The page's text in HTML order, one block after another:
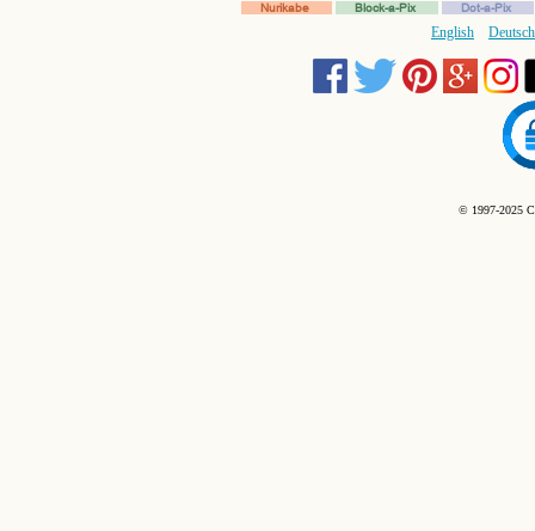
Nurikabe
Block-a-Pix Dot-a-Pix
English Deutsch
© 1997-2025